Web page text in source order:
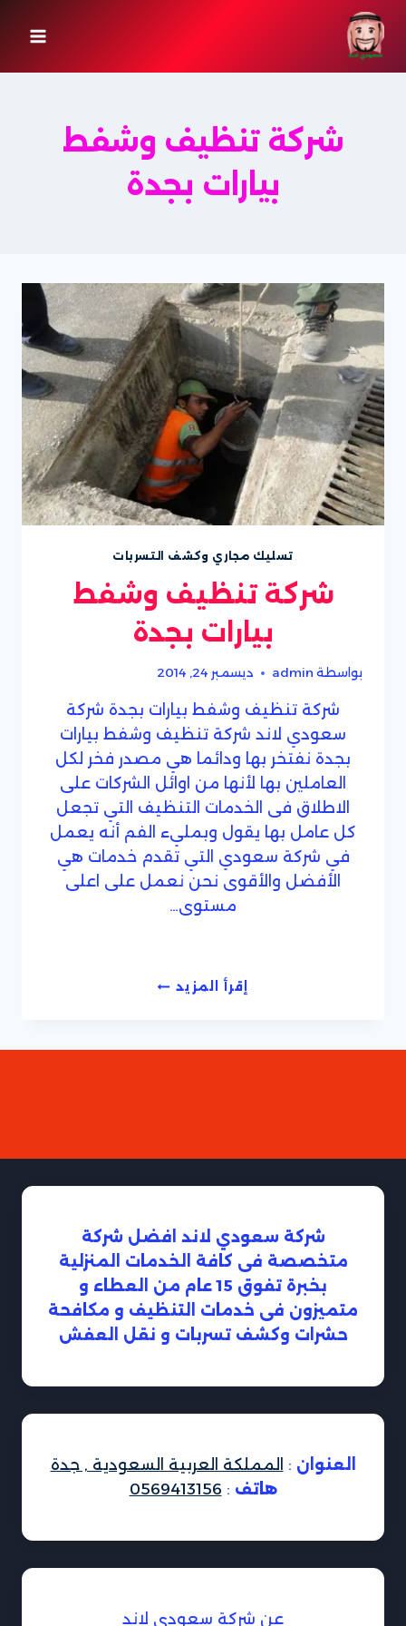
التجاوز
إلى
المحتوى
شركة تنظيف وشفط
بيارات بجدة
تسليك مجاري وكشف التسربات
شركة تنظيف وشفط
بيارات بجدة
بواسطة admin ديسمبر 24, 2014
شركة تنظيف وشفط بيارات بجدة شركة
سعودي لاند شركة تنظيف وشفط بيارات
بجدة نفتخر بها ودائما هي مصدر فخر لكل
العاملين بها لأنها من اوائل الشركات على
الاطلاق فى الخدمات التنظيف التي تجعل
كل عامل بها يقول وبمليء الفم أنه يعمل
في شركة سعودي التي تقدم خدمات هي
الأفضل والأقوى نحن نعمل على اعلى
مستوى…
إقرأ المزيدشركة
شركة سعودي لاند افضل شركة
متخصصة فى كافة الخدمات المنزلية
بخبرة تفوق 15 عام من العطاء و
متميزون فى خدمات التنظيف و مكافحة
حشرات وكشف تسربات و نقل العفش
العنوان : المملكة العربية السعودية , جدة
هاتف :
0569413156
عن شركة سعودي لاند